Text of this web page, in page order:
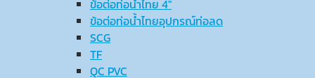
ข้อต่อท่อน้ำไทย 4″
ข้อต่อท่อน้ำไทยอุปกรณ์ท่อลด
SCG
TF
QC PVC